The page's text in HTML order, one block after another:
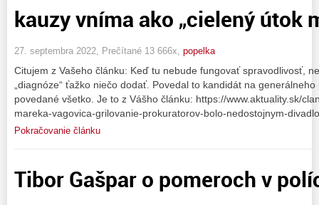
kauzy vníma ako „cielený útok
27. septembra 2022, Prečítané 13 666x, popelka
Citujem z Vašeho článku: Keď tu nebude fungovať spravodlivosť,
„diagnóze“ ťažko niečo dodať. Povedal to kandidát na
povedané všetko. Je to z Vášho článku: https://www.aktuality.sk/
mareka-vagovica-grilovanie-prokuratorov-bolo-nedostojnym-
Pokračovanie článku
Tibor Gašpar o pomeroch v